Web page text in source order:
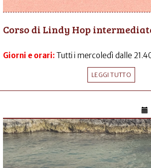
Corso di Lindy Hop
Giorni e orari: Tutti i mercoledì dalle
LEGGI TUTTO